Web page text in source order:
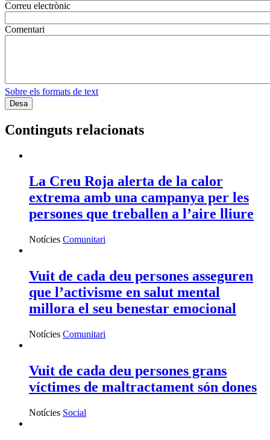
Correu electrònic
Comentari
Sobre els formats de text
Continguts relacionats
La Creu Roja alerta de la calor
extrema amb una campanya per les
persones que treballen a l’aire lliure
Notícies Comunitari
Vuit de cada deu persones asseguren
que l’activisme en salut mental
millora el seu benestar emocional
Notícies Comunitari
Vuit de cada deu persones grans
víctimes de maltractament són dones
Notícies Social